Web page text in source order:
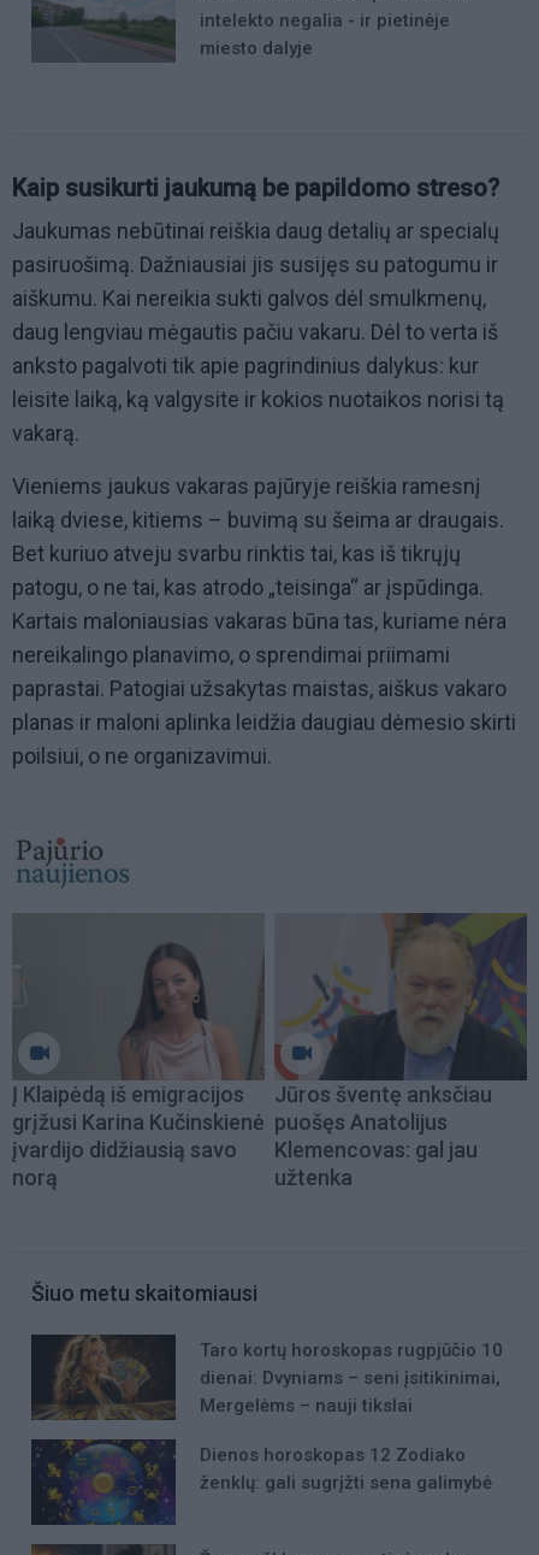
intelekto negalia - ir pietinėje
miesto dalyje
Kaip susikurti jaukumą be papildomo streso?
Jaukumas nebūtinai reiškia daug detalių ar specialų
pasiruošimą. Dažniausiai jis susijęs su patogumu ir
aiškumu. Kai nereikia sukti galvos dėl smulkmenų,
daug lengviau mėgautis pačiu vakaru. Dėl to verta iš
anksto pagalvoti tik apie pagrindinius dalykus: kur
leisite laiką, ką valgysite ir kokios nuotaikos norisi tą
vakarą.
Vieniems jaukus vakaras pajūryje reiškia ramesnį
laiką dviese, kitiems – buvimą su šeima ar draugais.
Bet kuriuo atveju svarbu rinktis tai, kas iš tikrųjų
patogu, o ne tai, kas atrodo „teisinga“ ar įspūdinga.
Kartais maloniausias vakaras būna tas, kuriame nėra
nereikalingo planavimo, o sprendimai priimami
paprastai. Patogiai užsakytas maistas, aiškus vakaro
planas ir maloni aplinka leidžia daugiau dėmesio skirti
poilsiui, o ne organizavimui.
Į Klaipėdą iš emigracijos
grįžusi Karina Kučinskienė
įvardijo didžiausią savo
norą
Jūros šventę anksčiau
puošęs Anatolijus
Klemencovas: gal jau
užtenka
Šiuo metu skaitomiausi
Taro kortų horoskopas rugpjūčio 10
dienai: Dvyniams – seni įsitikinimai,
Mergelėms – nauji tikslai
Dienos horoskopas 12 Zodiako
ženklų: gali sugrįžti sena galimybė